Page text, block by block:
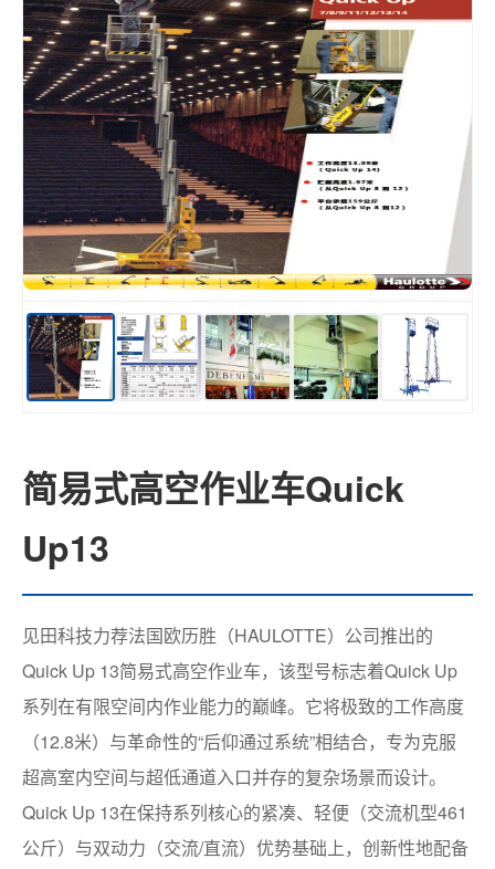
简易式高空作业车Quick
Up13
见田科技力荐法国欧历胜（HAULOTTE）公司推出的
Quick Up 13简易式高空作业车，该型号标志着Quick Up
系列在有限空间内作业能力的巅峰。它将极致的工作高度
（12.8米）与革命性的“后仰通过系统”相结合，专为克服
超高室内空间与超低通道入口并存的复杂场景而设计。
Quick Up 13在保持系列核心的紧凑、轻便（交流机型461
公斤）与双动力（交流/直流）优势基础上，创新性地配备